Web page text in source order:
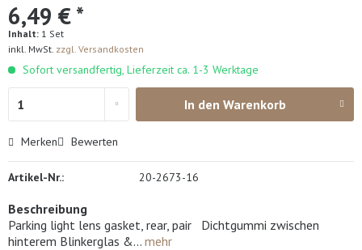
6,49 € *
Inhalt: 1 Set
inkl. MwSt. zzgl. Versandkosten
Sofort versandfertig, Lieferzeit ca. 1-3 Werktage
In den Warenkorb
Merken Bewerten
Artikel-Nr.: 20-2673-16
Beschreibung
Parking light lens gasket, rear, pair Dichtgummi zwischen
hinterem Blinkerglas &... mehr